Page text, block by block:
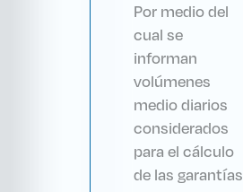
Por medio del
cual se
informan
volúmenes
medio diarios
considerados
para el cálculo
de las garantías